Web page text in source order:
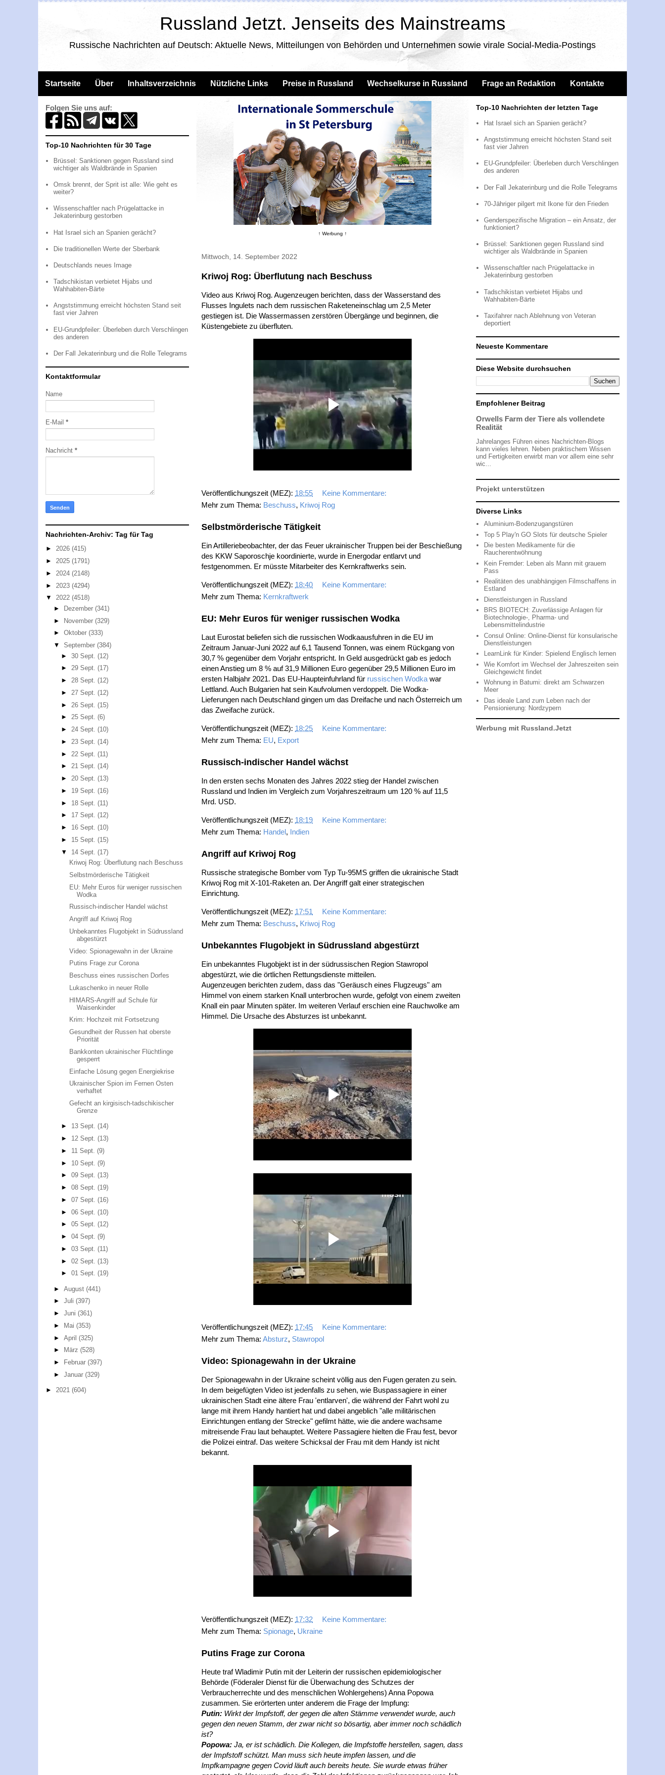
Russland Jetzt. Jenseits des Mainstreams
Russische Nachrichten auf Deutsch: Aktuelle News, Mitteilungen von Behörden und Unternehmen sowie virale Social-Media-Postings
Startseite Über Inhaltsverzeichnis Nützliche Links Preise in Russland Wechselkurse in Russland Frage an Redaktion Kontakte
↑ Werbung ↑
Mittwoch, 14. September 2022
Kriwoj Rog: Überflutung nach Beschuss
Video aus Kriwoj Rog. Augenzeugen berichten, dass der Wasserstand des
Flusses Ingulets nach dem russischen Raketeneinschlag um 2,5 Meter
gestiegen ist. Die Wassermassen zerstören Übergänge und beginnen, die
Küstengebiete zu überfluten.
Veröffentlichungszeit (MEZ): 18:55
Keine Kommentare:
Mehr zum Thema: Beschuss, Kriwoj Rog
Selbstmörderische Tätigkeit
Ein Artilleriebeobachter, der das Feuer ukrainischer Truppen bei der Beschießung
des KKW Saporoschje koordinierte, wurde in Energodar entlarvt und
festgenommen. Er müsste Mitarbeiter des Kernkraftwerks sein.
Veröffentlichungszeit (MEZ): 18:40
Keine Kommentare:
Mehr zum Thema: Kernkraftwerk
EU: Mehr Euros für weniger russischen Wodka
Laut Eurostat beliefen sich die russischen Wodkaausfuhren in die EU im
Zeitraum Januar-Juni 2022 auf 6,1 Tausend Tonnen, was einem Rückgang von
30,7 % gegenüber dem Vorjahr entspricht. In Geld ausgedrückt gab es jedoch
einen Anstieg um 8 % auf 31,9 Millionen Euro gegenüber 29,5 Millionen Euro im
ersten Halbjahr 2021. Das EU-Haupteinfuhrland für russischen Wodka war
Lettland. Auch Bulgarien hat sein Kaufvolumen verdoppelt. Die Wodka-
Lieferungen nach Deutschland gingen um das Dreifache und nach Österreich um
das Zweifache zurück.
Veröffentlichungszeit (MEZ): 18:25
Keine Kommentare:
Mehr zum Thema: EU, Export
Russisch-indischer Handel wächst
In den ersten sechs Monaten des Jahres 2022 stieg der Handel zwischen
Russland und Indien im Vergleich zum Vorjahreszeitraum um 120 % auf 11,5
Mrd. USD.
Veröffentlichungszeit (MEZ): 18:19
Keine Kommentare:
Mehr zum Thema: Handel, Indien
Angriff auf Kriwoj Rog
Russische strategische Bomber vom Typ Tu-95MS griffen die ukrainische Stadt
Kriwoj Rog mit X-101-Raketen an. Der Angriff galt einer strategischen
Einrichtung.
Veröffentlichungszeit (MEZ): 17:51
Keine Kommentare:
Mehr zum Thema: Beschuss, Kriwoj Rog
Unbekanntes Flugobjekt in Südrussland abgestürzt
Ein unbekanntes Flugobjekt ist in der südrussischen Region Stawropol
abgestürzt, wie die örtlichen Rettungsdienste mitteilen.
Augenzeugen berichten zudem, dass das "Geräusch eines Flugzeugs" am
Himmel von einem starken Knall unterbrochen wurde, gefolgt von einem zweiten
Knall ein paar Minuten später. Im weiteren Verlauf erschien eine Rauchwolke am
Himmel. Die Ursache des Absturzes ist unbekannt.
Veröffentlichungszeit (MEZ): 17:45
Keine Kommentare:
Mehr zum Thema: Absturz, Stawropol
Video: Spionagewahn in der Ukraine
Der Spionagewahn in der Ukraine scheint völlig aus den Fugen geraten zu sein.
In dem beigefügten Video ist jedenfalls zu sehen, wie Buspassagiere in einer
ukrainischen Stadt eine ältere Frau 'entlarven', die während der Fahrt wohl zu
lange mit ihrem Handy hantiert hat und dabei angeblich "alle militärischen
Einrichtungen entlang der Strecke" gefilmt hätte, wie die andere wachsame
mitreisende Frau laut behauptet. Weitere Passagiere hielten die Frau fest, bevor
die Polizei eintraf. Das weitere Schicksal der Frau mit dem Handy ist nicht
bekannt.
Veröffentlichungszeit (MEZ): 17:32
Keine Kommentare:
Mehr zum Thema: Spionage, Ukraine
Putins Frage zur Corona
Heute traf Wladimir Putin mit der Leiterin der russischen epidemiologischer
Behörde (Föderaler Dienst für die Überwachung des Schutzes der
Verbraucherrechte und des menschlichen Wohlergehens) Anna Popowa
zusammen. Sie erörterten unter anderem die Frage der Impfung:
Putin: Wirkt der Impfstoff, der gegen die alten Stämme verwendet wurde, auch
gegen den neuen Stamm, der zwar nicht so bösartig, aber immer noch schädlich
ist?
Popowa: Ja, er ist schädlich. Die Kollegen, die Impfstoffe herstellen, sagen, dass
der Impfstoff schützt. Man muss sich heute impfen lassen, und die
Impfkampagne gegen Covid läuft auch bereits heute. Sie wurde etwas früher
Folgen Sie uns auf:
Top-10 Nachrichten für 30 Tage
Brüssel: Sanktionen gegen Russland sind
wichtiger als Waldbrände in Spanien
Omsk brennt, der Sprit ist alle: Wie geht es
weiter?
Wissenschaftler nach Prügelattacke in
Jekaterinburg gestorben
Hat Israel sich an Spanien gerächt?
Die traditionellen Werte der Sberbank
Deutschlands neues Image
Tadschikistan verbietet Hijabs und
Wahhabiten-Bärte
Angststimmung erreicht höchsten Stand seit
fast vier Jahren
EU-Grundpfeiler: Überleben durch Verschlingen
des anderen
Der Fall Jekaterinburg und die Rolle Telegrams
Kontaktformular
Name
E-Mail *
Nachricht *
Nachrichten-Archiv: Tag für Tag
► 2026 (415)
► 2025 (1791)
► 2024 (2148)
► 2023 (4294)
▼ 2022 (4518)
►
Dezember (341)
► November (329)
► Oktober (333)
▼ September (384)
►30 Sept.(12)
►29 Sept.(17)
►28 Sept.(12)
► 27 Sept.(12)
► 26 Sept.(15)
►25 Sept.(6)
►24 Sept.(10)
► 23 Sept.(14)
► 22 Sept.(11)
►21 Sept.(14)
►20 Sept.(13)
► 19 Sept.(16)
► 18 Sept.(11)
► 17 Sept.(12)
► 16 Sept.(10)
► 15 Sept.(15)
▼ 14 Sept.(17)
Kriwoj Rog: Überflutung nach Beschuss
Selbstmörderische Tätigkeit
EU: Mehr Euros für weniger russischen
Wodka
Russisch-indischer Handel wächst
Angriff auf Kriwoj Rog
Unbekanntes Flugobjekt in Südrussland
abgestürzt
Video: Spionagewahn in der Ukraine
Putins Frage zur Corona
Beschuss eines russischen Dorfes
Lukaschenko in neuer Rolle
HIMARS-Angriff auf Schule für
Waisenkinder
Krim: Hochzeit mit Fortsetzung
Gesundheit der Russen hat oberste
Priorität
Bankkonten ukrainischer Flüchtlinge
gesperrt
Einfache Lösung gegen Energiekrise
Ukrainischer Spion im Fernen Osten
verhaftet
Gefecht an kirgisisch-tadschikischer
Grenze
► 13 Sept.(14)
► 12 Sept.(13)
► 11 Sept.(9)
► 10 Sept.(9)
►09 Sept.(13)
►08 Sept.(19)
►07 Sept.(16)
►06 Sept.(10)
►05 Sept.(12)
►04 Sept.(9)
►03 Sept.(11)
►02 Sept.(13)
►01 Sept.(19)
► August (441)
► Juli (397)
► Juni (361)
►
Mai (353)
► April (325)
►
März (528)
►
Februar (397)
► Januar (329)
► 2021 (604)
Top-10 Nachrichten der letzten Tage
Hat Israel sich an Spanien gerächt?
Angststimmung erreicht höchsten Stand seit
fast vier Jahren
EU-Grundpfeiler: Überleben durch Verschlingen
des anderen
Der Fall Jekaterinburg und die Rolle Telegrams
70-Jähriger pilgert mit Ikone für den Frieden
Genderspezifische Migration – ein Ansatz, der
funktioniert?
Brüssel: Sanktionen gegen Russland sind
wichtiger als Waldbrände in Spanien
Wissenschaftler nach Prügelattacke in
Jekaterinburg gestorben
Tadschikistan verbietet Hijabs und
Wahhabiten-Bärte
Taxifahrer nach Ablehnung von Veteran
deportiert
Neueste Kommentare
Diese Website durchsuchen
Empfohlener Beitrag
Orwells Farm der Tiere als vollendete
Realität
Jahrelanges Führen eines Nachrichten-Blogs
kann vieles lehren. Neben praktischem Wissen
und Fertigkeiten erwirbt man vor allem eine sehr
wic...
Projekt unterstützen
Diverse Links
Aluminium-Bodenzugangstüren
Top 5 Play'n GO Slots für deutsche Spieler
Die besten Medikamente für die
Raucherentwöhnung
Kein Fremder: Leben als Mann mit grauem
Pass
Realitäten des unabhängigen Filmschaffens in
Estland
Dienstleistungen in Russland
BRS BIOTECH: Zuverlässige Anlagen für
Biotechnologie-, Pharma- und
Lebensmittelindustrie
Consul Online: Online-Dienst für konsularische
Dienstleistungen
LearnLink für Kinder: Spielend Englisch lernen
Wie Komfort im Wechsel der Jahreszeiten sein
Gleichgewicht findet
Wohnung in Batumi: direkt am Schwarzen
Meer
Das ideale Land zum Leben nach der
Pensionierung: Nordzypern
Werbung mit Russland.Jetzt